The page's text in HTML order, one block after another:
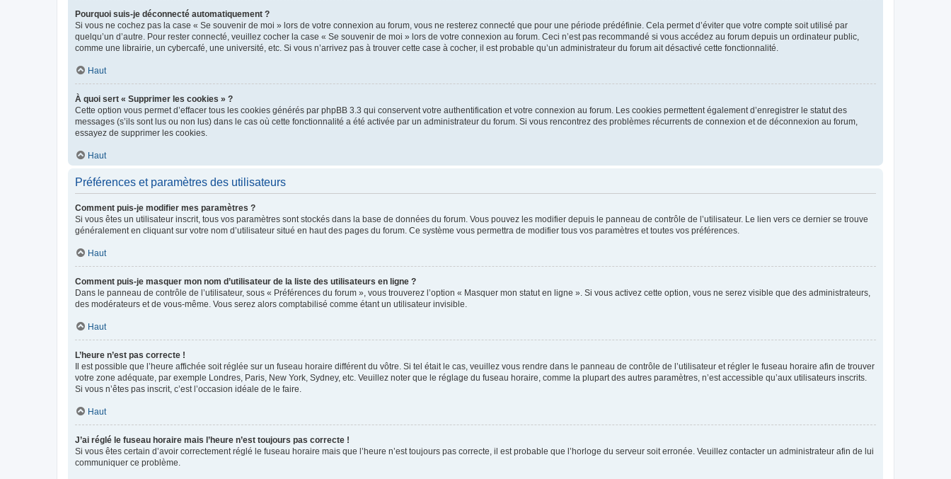
Pourquoi suis-je déconnecté automatiquement ?
Si vous ne cochez pas la case « Se souvenir de moi » lors de votre connexion au forum, vous ne resterez connecté que pour une période prédéfinie. Cela permet d’éviter que votre compte soit utilisé par
quelqu’un d’autre. Pour rester connecté, veuillez cocher la case « Se souvenir de moi » lors de votre connexion au forum. Ceci n’est pas recommandé si vous accédez au forum depuis un ordinateur public,
comme une librairie, un cybercafé, une université, etc. Si vous n’arrivez pas à trouver cette case à cocher, il est probable qu’un administrateur du forum ait désactivé cette fonctionnalité.
Haut
À quoi sert « Supprimer les cookies » ?
Cette option vous permet d’effacer tous les cookies générés par phpBB 3.3 qui conservent votre authentification et votre connexion au forum. Les cookies permettent également d’enregistrer le statut des
messages (s’ils sont lus ou non lus) dans le cas où cette fonctionnalité a été activée par un administrateur du forum. Si vous rencontrez des problèmes récurrents de connexion et de déconnexion au forum,
essayez de supprimer les cookies.
Haut
Préférences et paramètres des utilisateurs
Comment puis-je modifier mes paramètres ?
Si vous êtes un utilisateur inscrit, tous vos paramètres sont stockés dans la base de données du forum. Vous pouvez les modifier depuis le panneau de contrôle de l’utilisateur. Le lien vers ce dernier se trouve
généralement en cliquant sur votre nom d’utilisateur situé en haut des pages du forum. Ce système vous permettra de modifier tous vos paramètres et toutes vos préférences.
Haut
Comment puis-je masquer mon nom d’utilisateur de la liste des utilisateurs en ligne ?
Dans le panneau de contrôle de l’utilisateur, sous « Préférences du forum », vous trouverez l’option « Masquer mon statut en ligne ». Si vous activez cette option, vous ne serez visible que des administrateurs,
des modérateurs et de vous-même. Vous serez alors comptabilisé comme étant un utilisateur invisible.
Haut
L’heure n’est pas correcte !
Il est possible que l’heure affichée soit réglée sur un fuseau horaire différent du vôtre. Si tel était le cas, veuillez vous rendre dans le panneau de contrôle de l’utilisateur et régler le fuseau horaire afin de trouver
votre zone adéquate, par exemple Londres, Paris, New York, Sydney, etc. Veuillez noter que le réglage du fuseau horaire, comme la plupart des autres paramètres, n’est accessible qu’aux utilisateurs inscrits.
Si vous n’êtes pas inscrit, c’est l’occasion idéale de le faire.
Haut
J’ai réglé le fuseau horaire mais l’heure n’est toujours pas correcte !
Si vous êtes certain d’avoir correctement réglé le fuseau horaire mais que l’heure n’est toujours pas correcte, il est probable que l’horloge du serveur soit erronée. Veuillez contacter un administrateur afin de lui
communiquer ce problème.